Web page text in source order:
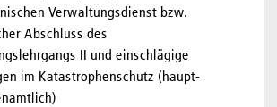
Verwaltungsdienst bzw.
Abschluss des
II und einschlägige
im Katastrophenschutz (haupt-